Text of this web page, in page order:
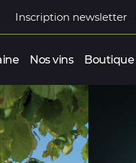
Inscription newsletter
Nos vins Boutique